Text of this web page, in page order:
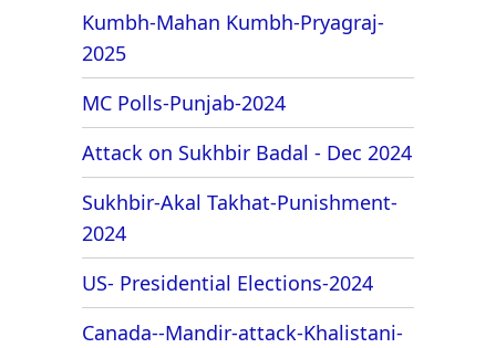
Kumbh-Mahan Kumbh-Pryagraj-
2025
MC Polls-Punjab-2024
Attack on Sukhbir Badal - Dec 2024
Sukhbir-Akal Takhat-Punishment-
2024
US- Presidential Elections-2024
Canada--Mandir-attack-Khalistani-